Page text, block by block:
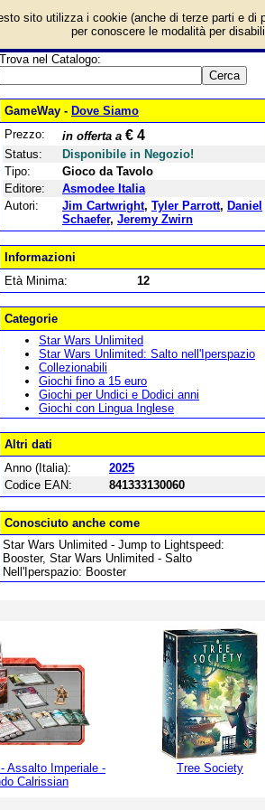
- Salto nell'Iperspazio: Bustine e prezzo di
Trova nel Catalogo:
GameWay - Dove Siamo
Prezzo:
in offerta a € 4
Status:
Disponibile in Negozio!
Tipo:
Gioco da Tavolo
Editore:
Asmodee Italia
Autori:
Jim Cartwright, Tyler Parrott, Daniel
Schaefer, Jeremy Zwirn
Informazioni
Età Minima:
12
Categorie
Star Wars Unlimited
Star Wars Unlimited: Salto nell'Iperspazio
Collezionabili
Giochi fino a 15 euro
Giochi per Undici e Dodici anni
Giochi con Lingua Inglese
Altri dati
Anno (Italia):
2025
Codice EAN:
841333130060
Conosciuto anche come
Star Wars Unlimited - Jump to Lightspeed:
Booster, Star Wars Unlimited - Salto
Nell'Iperspazio: Booster
Assalto Imperiale -
Calrissian
Tree Society
sito utilizza i cookie (anche di terze parti e di
per conoscere le modalità per